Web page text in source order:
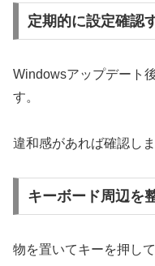
定期的に設定確認
Windowsアップデート
す。
違和感があれば確認しま
キーボード周辺を
物を置いてキーを押し